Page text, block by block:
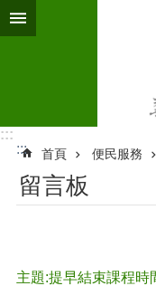
跳到主要內容區塊
:::
:::
首頁 便民服務
留言板
主題:提早結束課程時